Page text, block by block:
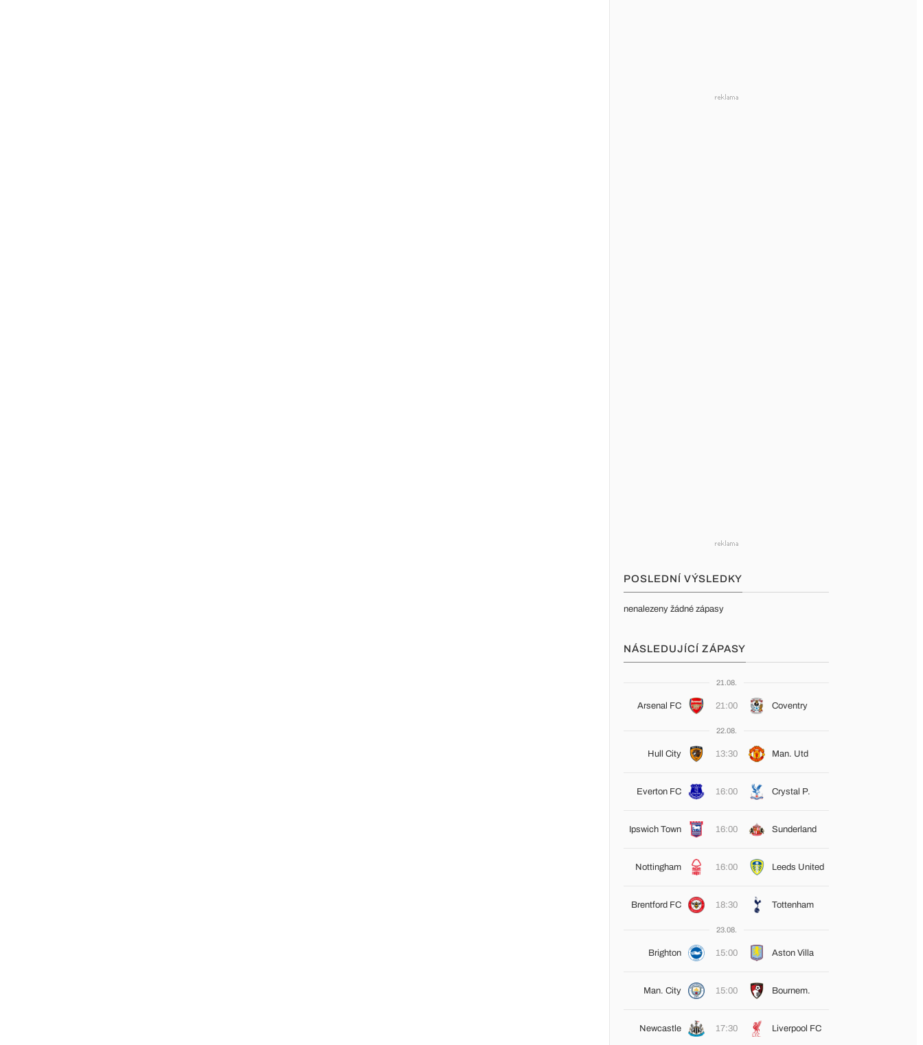
POSLEDNÍ VÝSLEDKY
nenalezeny žádné zápasy
NÁSLEDUJÍCÍ ZÁPASY
21.08.
Arsenal FC 21:00 Coventry
22.08.
Hull City 13:30 Man. Utd
Everton FC 16:00 Crystal P.
Ipswich Town 16:00 Sunderland
Nottingham 16:00 Leeds United
Brentford FC 18:30 Tottenham
23.08.
Brighton 15:00 Aston Villa
Man. City 15:00 Bournem.
Newcastle 17:30 Liverpool FC